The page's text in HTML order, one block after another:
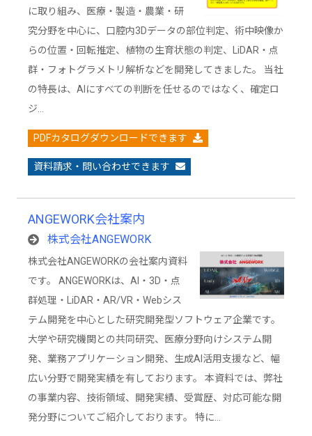
に取り組み、医療・製造・農業・研
究分野を中心に、口腔内3Dデータの部位判定、術中映像か
らの位置・回転推定、植物の生育状態の判定、LiDAR・点
群・フォトグラメトリ解析などを開発してきました。 当社
の特長は、AIにすべての判断を任せるのではなく、確定ロ
ジ…
PDFカタログダウンロードできます
資料請求・問い合わせできます
ANGEWORK会社案内
株式会社ANGEWORK
株式会社ANGEWORKの会社案内資料
です。 ANGEWORKは、AI・3D・点
群処理・LiDAR・AR/VR・Webシス
テム開発を中心とした研究開発型ソフトウェア企業です。
大学や研究機関との共同研究、医療分野向けシステム開
発、業務アプリケーション開発、生成AI活用支援など、幅
広い分野で開発実績を有しております。 本資料では、弊社
の事業内容、技術領域、開発実績、受賞歴、対応可能な開
発分野についてご紹介しております。 特に…